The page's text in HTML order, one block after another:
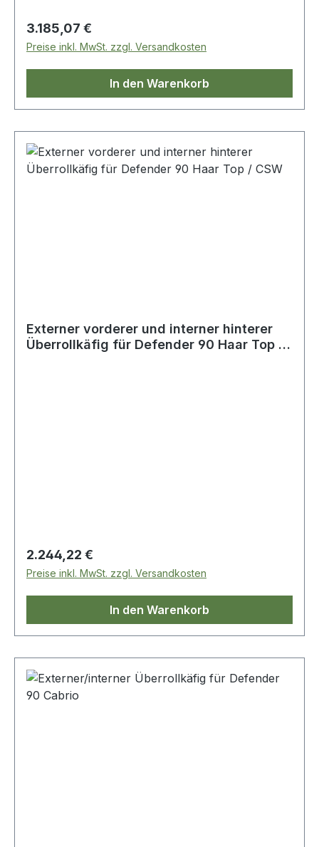
Regulärer Preis:
3.185,07 €
Preise inkl. MwSt. zzgl. Versandkosten
In den Warenkorb
Externer vorderer und interner hinterer
Überrollkäfig für Defender 90 Haar Top /
Regulärer Preis:
2.244,22 €
Preise inkl. MwSt. zzgl. Versandkosten
In den Warenkorb